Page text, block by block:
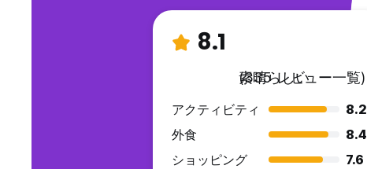
8.1
素晴らしい
(335 レビュー一覧)
アクティビティ
8.2
外食
8.4
ショッピング
7.6